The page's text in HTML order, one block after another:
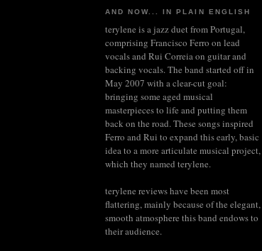
AND NOW... IN PLAIN ENGLISH
terylene is a jazz duet from Portugal,
comprising Francisco Ferro on lead
vocals and Rui Correia on guitar and
backing vocals. The band started off in
May 2007 with a clear-cut goal:
bringing some aged musical
masterpieces to life and putting them
back on the road. These songs inspired
Ferro and Rui to expand this early, basic
idea to a more articulate musical project,
which they named terylene.
terylene reviews have been most
flattering, mainly because of the elegant,
smooth atmosphere this band endows to
their audience.